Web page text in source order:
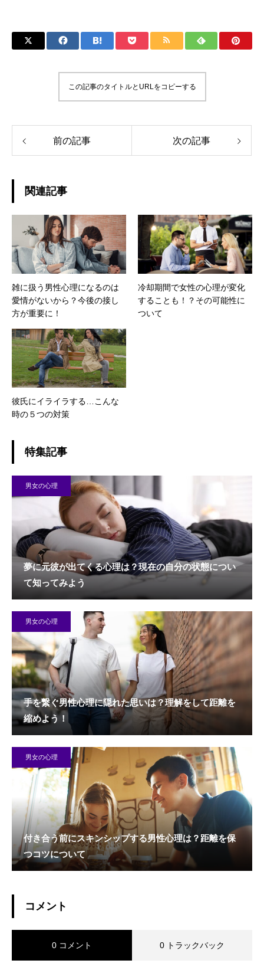
この記事のタイトルとURLをコピーする
前の記事 次の記事
関連記事
雑に扱う男性心理になるのは
愛情がないから？今後の接し
方が重要に！
冷却期間で女性の心理が変化
することも！？その可能性に
ついて
彼氏にイライラする…こんな
時の５つの対策
特集記事
男女の心理
夢に元彼が出てくる心理は？現在の自分の状態につい
て知ってみよう
男女の心理
手を繋ぐ男性心理に隠れた思いは？理解をして距離を
縮めよう！
男女の心理
付き合う前にスキンシップする男性心理は？距離を保
つコツについて
コメント
0 コメント 0 トラックバック